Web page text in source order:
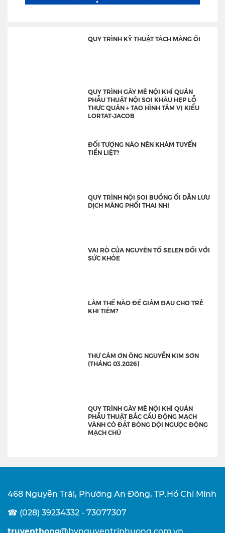
QUY TRÌNH KỸ THUẬT TÁCH MÀNG ỐI
QUY TRÌNH GÂY MÊ NỘI KHÍ QUẢN
PHẪU THUẬT NỘI SOI KHÂU HẸP LỖ
THỰC QUẢN + TẠO HÌNH TÂM VỊ KIỂU
LORTAT-JACOB
ĐỐI TƯỢNG NÀO NÊN KHÁM TUYẾN
TIỀN LIỆT?
QUY TRÌNH NỘI SOI BUỒNG ỐI DẪN LƯU
DỊCH MÀNG PHỔI THAI NHI
VAI RÒ CỦA NGUYÊN TỐ SELEN ĐỐI VỚI
SỨC KHỎE
LÀM THẾ NÀO ĐỂ GIẢM ĐAU CHO TRẺ
KHI TIÊM?
THƯ CẢM ƠN ÔNG NGUYỄN KIM SƠN
(THÁNG 03.2026)
QUY TRÌNH GÂY MÊ NỘI KHÍ QUẢN
PHẪU THUẬT BẮC CẦU ĐỘNG MẠCH
VÀNH CÓ ĐẶT BÓNG DỘI NGƯỢC ĐỘNG
MẠCH CHỦ
468 Nguyễn Trãi, Phường An Đông, TP.Hồ Chí Minh
☎ (028) 39234332 - 73077307